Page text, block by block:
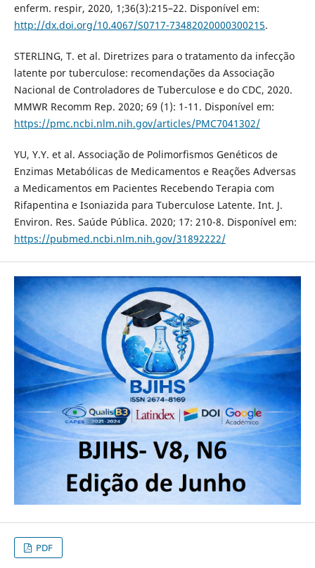
enferm. respir, 2020, 1;36(3):215–22. Disponível em:
http://dx.doi.org/10.4067/S0717-73482020000300215.
STERLING, T. et al. Diretrizes para o tratamento da infecção
latente por tuberculose: recomendações da Associação
Nacional de Controladores de Tuberculose e do CDC, 2020.
MMWR Recomm Rep. 2020; 69 (1): 1-11. Disponível em:
https://pmc.ncbi.nlm.nih.gov/articles/PMC7041302/
YU, Y.Y. et al. Associação de Polimorfismos Genéticos de
Enzimas Metabólicas de Medicamentos e Reações Adversas
a Medicamentos em Pacientes Recebendo Terapia com
Rifapentina e Isoniazida para Tuberculose Latente. Int. J.
Environ. Res. Saúde Pública. 2020; 17: 210-8. Disponível em:
https://pubmed.ncbi.nlm.nih.gov/31892222/
PDF